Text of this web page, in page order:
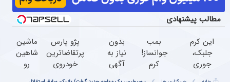
مطالب پیشنهادی
این کرم
جلبک،
جوری
بمب
جوانساز!
کرم
بدون
نیاز به
آگهی
پژو پارس
پرتقاضاترین
خودروی
ایران | برای
ماشین
شاهین
رو